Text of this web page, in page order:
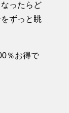
ったらど
ずっと眺
％お得で